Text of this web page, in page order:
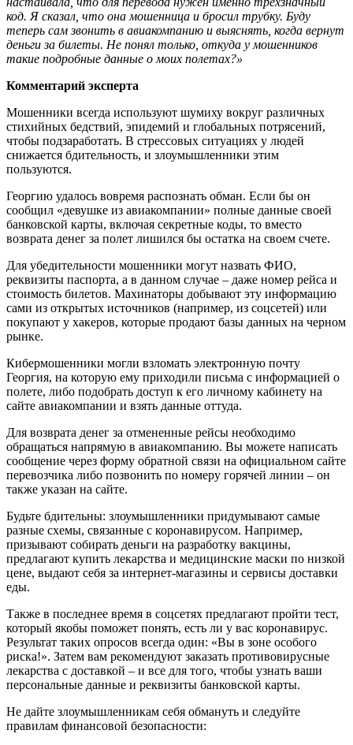
код. Я сказал, что она мошенница и бросил трубку. Буду
теперь сам звонить в авиакомпанию и выяснять, когда вернут
деньги за билеты. Не понял только, откуда у мошенников
такие подробные данные о моих полетах?»
Комментарий эксперта
Мошенники всегда используют шумиху вокруг различных
стихийных бедствий, эпидемий и глобальных потрясений,
чтобы подзаработать. В стрессовых ситуациях у людей
снижается бдительность, и злоумышленники этим
пользуются.
Георгию удалось вовремя распознать обман. Если бы он
сообщил «девушке из авиакомпании» полные данные своей
банковской карты, включая секретные коды, то вместо
возврата денег за полет лишился бы остатка на своем счете.
Для убедительности мошенники могут назвать ФИО,
реквизиты паспорта, а в данном случае – даже номер рейса и
стоимость билетов. Махинаторы добывают эту информацию
сами из открытых источников (например, из соцсетей) или
покупают у хакеров, которые продают базы данных на черном
рынке.
Кибермошенники могли взломать электронную почту
Георгия, на которую ему приходили письма с информацией о
полете, либо подобрать доступ к его личному кабинету на
сайте авиакомпании и взять данные оттуда.
Для возврата денег за отмененные рейсы необходимо
обращаться напрямую в авиакомпанию. Вы можете написать
сообщение через форму обратной связи на официальном сайте
перевозчика либо позвонить по номеру горячей линии – он
также указан на сайте.
Будьте бдительны: злоумышленники придумывают самые
разные схемы, связанные с коронавирусом. Например,
призывают собирать деньги на разработку вакцины,
предлагают купить лекарства и медицинские маски по низкой
цене, выдают себя за интернет-магазины и сервисы доставки
еды.
Также в последнее время в соцсетях предлагают пройти тест,
который якобы поможет понять, есть ли у вас коронавирус.
Результат таких опросов всегда один: «Вы в зоне особого
риска!». Затем вам рекомендуют заказать противовирусные
лекарства с доставкой – и все для того, чтобы узнать ваши
персональные данные и реквизиты банковской карты.
Не дайте злоумышленникам себя обмануть и следуйте
правилам финансовой безопасности: